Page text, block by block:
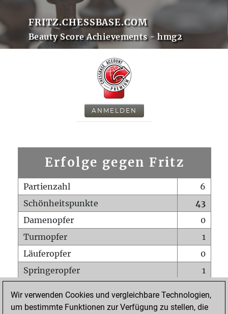
FRITZ.CHESSBASE.COM
Beauty Score Achievements - hmg2
ANMELDEN
Erfolge gegen Fritz
Partienzahl
6
Schönheitspunkte
43
Damenopfer
0
Turmopfer
1
Läuferopfer
0
Springeropfer
1
Matt auf vollem Brett
0
Wir verwenden Cookies und vergleichbare Technologien,
um bestimmte Funktionen zur Verfügung zu stellen, die